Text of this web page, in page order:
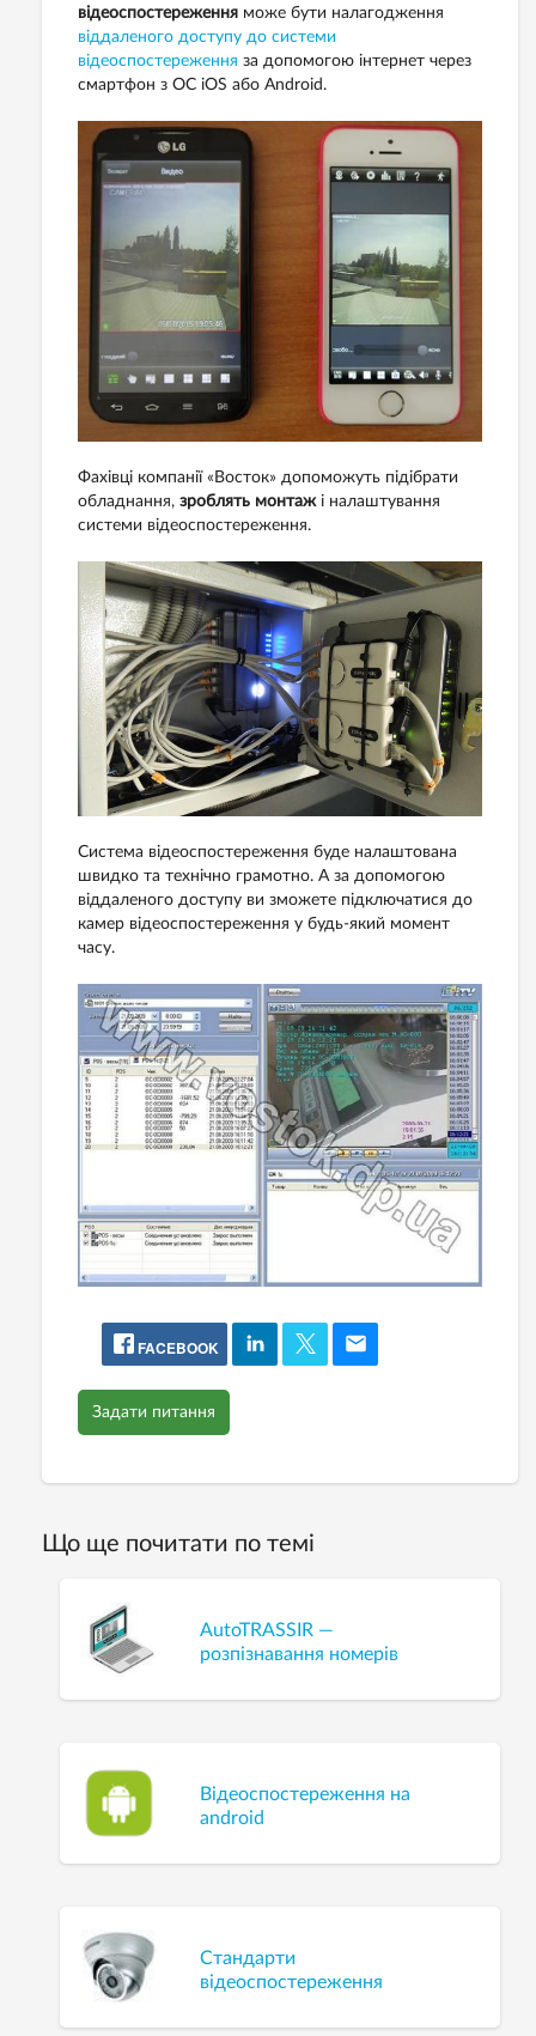
відеоспостереження може бути налагодження
віддаленого доступу до системи
відеоспостереження за допомогою інтернет через
смартфон з ОС iOS або Android.
Фахівці компанії «Восток» допоможуть підібрати
обладнання, зроблять монтажі налаштування
системи відеоспостереження.
Система відеоспостереження буде налаштована
швидко та технічно грамотно. А за допомогою
віддаленого доступу ви зможете підключатися до
камер відеоспостереження у будь-який момент
часу.
FACEBOOK
Задати питання
Що ще почитати по темі
AutoTRASSIR —
розпізнавання номерів
Відеоспостереження на
android
Стандарти
відеоспостереження